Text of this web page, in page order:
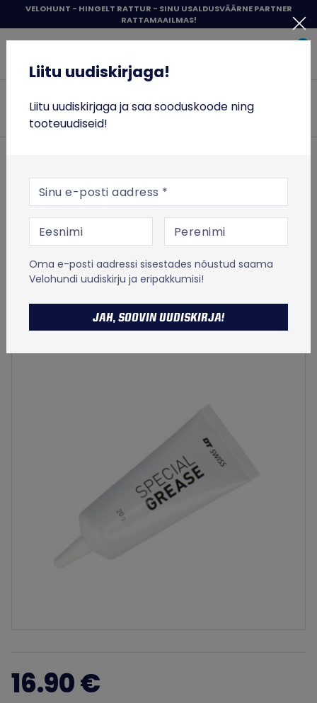
sisu
juurde
VELOHUNT - HINGELT RATTUR - SINU USALDUSVÄÄRNE PARTNER
RATTAMAAILMAS!
ESILEHT RATTASÕIT
Jalgrataste lisavarustus
Tööriistad ja hooldusvahendid
Määrded ja õlid
DT Swiss Ratchet Grease 20g
DT Swiss
DT Swiss Ratchet Grease
20g
HXT10032508S
16.90 €
RATTASÕIT
TOIT JA TREENING
VABA AEG
% SOODUS
MICRO TÕUKERATASTE LAOTÜHJENDUS
Liitu uudiskirjaga!
Liitu uudiskirjaga!
Liitu uudiskirjaga ja saa sooduskoode ning
tooteuudiseid!
E-posti aadress
Oma e-posti aadressi sisestades nõustud saama
Velohundi uudiskirju ja eripakkumisi!
JAH, SOOVIN UUDISKIRJA!